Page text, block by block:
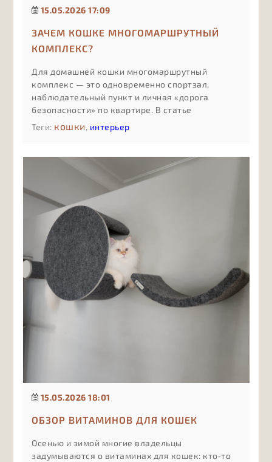
15.05.2026 17:09
ЗАЧЕМ КОШКЕ МНОГОМАРШРУТНЫЙ
КОМПЛЕКС?
Для домашней кошки многомаршрутный
комплекс — это одновременно спортзал,
наблюдательный пункт и личная «дорога
безопасности» по квартире. В статье
разбираем, чем такой комплекс отличается от
обычной когтеточки или одной полки, как
конфликты между питомцами, почему
вертикальное освоение пространства спасает
мебель и нервы, и в каких случаях имеет смысл
инвестировать именно в сложный,
продуманный комплекс, а не в минимальный
вариант «для галочки».
Теги: кошки, интерьер
15.05.2026 18:01
ОБЗОР ВИТАМИНОВ ДЛЯ КОШЕК
Осенью и зимой многие владельцы
задумываются о витаминах для кошек: кто‑то